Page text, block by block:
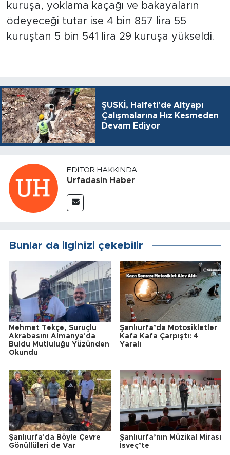
kuruşa, yoklama kaçağı ve bakayaların
ödeyeceği tutar ise 4 bin 857 lira 55
kuruştan 5 bin 541 lira 29 kuruşa yükseldi.
ŞUSKİ, Halfeti’de Altyapı
Çalışmalarına Hız Kesmeden
Devam Ediyor
EDITÖR HAKKINDA
Urfadasin Haber
Bunlar da ilginizi çekebilir
Mehmet Tekçe, Suruçlu
Akrabasını Almanya'da
Buldu Mutluluğu Yüzünden
Okundu
Şanlıurfa’da Motosikletler
Kafa Kafa Çarpıştı: 4
Yaralı
Şanlıurfa'da Böyle Çevre
Gönüllüleri de Var
Şanlıurfa’nın Müzikal Mirası
İsveç’te